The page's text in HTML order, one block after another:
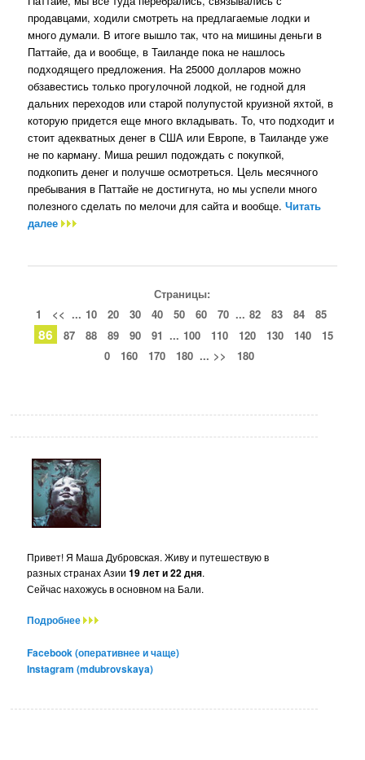
продавцами, ходили смотреть на предлагаемые лодки и
много думали. В итоге вышло так, что на мишины деньги в
Паттайе, да и вообще, в Таиланде пока не нашлось
подходящего предложения. На 25000 долларов можно
обзавестись только прогулочной лодкой, не годной для
дальних переходов или старой полупустой круизной яхтой, в
которую придется еще много вкладывать. То, что подходит и
стоит адекватных денег в США или Европе, в Таиланде уже
не по карману. Миша решил подождать с покупкой,
подкопить денег и получше осмотреться. Цель месячного
пребывания в Паттайе не достигнута, но мы успели много
полезного сделать по мелочи для сайта и вообще.Читать
далее
Страницы:
1
<< ... 10 20 30 40 50 60 70 ... 82 83 84 85
86 87 88 89 90 91 ... 100 110 120 130 140
15
0
160 170 180 ... >> 180
Привет! Я Маша Дубровская. Живу и путешествую в
разных странах Азии19 лет и 22 дня.
Сейчас нахожусь в основном на Бали.
Подробнее
Facebook (оперативнее и чаще)
Instagram (mdubrovskaya)